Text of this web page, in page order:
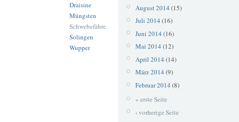
Draisine
Müngsten
Schwebefähre
Solingen
Wupper
August 2014 (15)
Juli 2014 (16)
Juni 2014 (16)
Mai 2014 (12)
April 2014 (14)
März 2014 (9)
Februar 2014 (8)
« erste Seite
‹ vorherige Seite